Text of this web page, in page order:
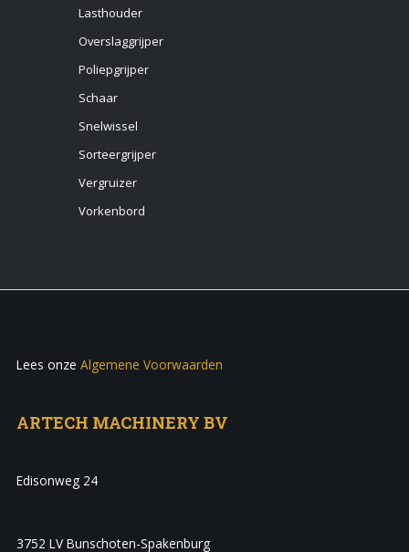
Lasthouder
Overslaggrijper
Poliepgrijper
Schaar
Snelwissel
Sorteergrijper
Vergruizer
Vorkenbord
Lees onze Algemene Voorwaarden
ARTECH MACHINERY BV
Edisonweg 24
3752 LV Bunschoten-Spakenburg